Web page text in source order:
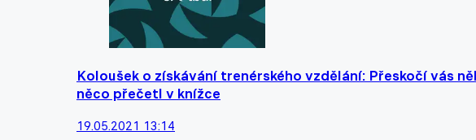
Koloušek o získávání trenérského vzdělání: Přeskočí vás
něco přečetl v knížce
19.05.2021 13:14